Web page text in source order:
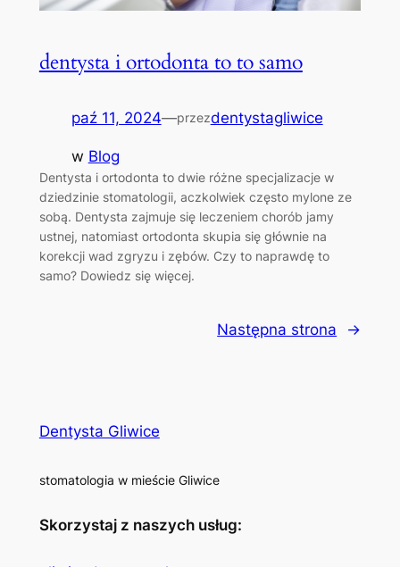
dentysta i ortodonta to to samo
paź 11, 2024—przezdentystagliwice
w Blog
Dentysta i ortodonta to dwie różne specjalizacje w
dziedzinie stomatologii, aczkolwiek często mylone ze
sobą. Dentysta zajmuje się leczeniem chorób jamy
ustnej, natomiast ortodonta skupia się głównie na
korekcji wad zgryzu i zębów. Czy to naprawdę to
samo? Dowiedz się więcej.
Następna strona →
Dentysta Gliwice
stomatologia w mieście Gliwice
Skorzystaj z naszych usług: